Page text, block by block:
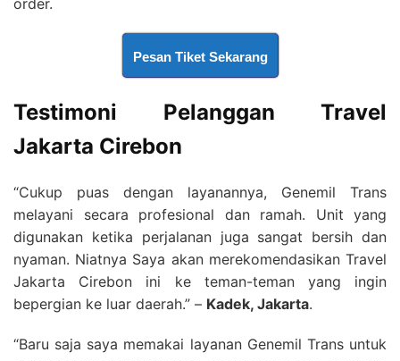
Pesan Tiket Sekarang
Testimoni Pelanggan Travel
Jakarta Cirebon
“Cukup puas dengan layanannya, Genemil Trans
melayani secara profesional dan ramah. Unit yang
digunakan ketika perjalanan juga sangat bersih dan
nyaman. Niatnya Saya akan merekomendasikan Travel
Jakarta Cirebon ini ke teman-teman yang ingin
bepergian ke luar daerah.” – Kadek, Jakarta.
“Baru saja saya memakai layanan Genemil Trans untuk